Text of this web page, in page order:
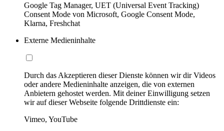
Google Tag Manager, UET (Universal Event Tracking)
Consent Mode von Microsoft, Google Consent Mode,
Klarna, Freshchat
Externe Medieninhalte
Durch das Akzeptieren dieser Dienste können wir dir Videos
oder andere Medieninhalte anzeigen, die von externen
Anbietern gehostet werden. Mit deiner Einwilligung setzen
wir auf dieser Webseite folgende Drittdienste ein:
Vimeo, YouTube